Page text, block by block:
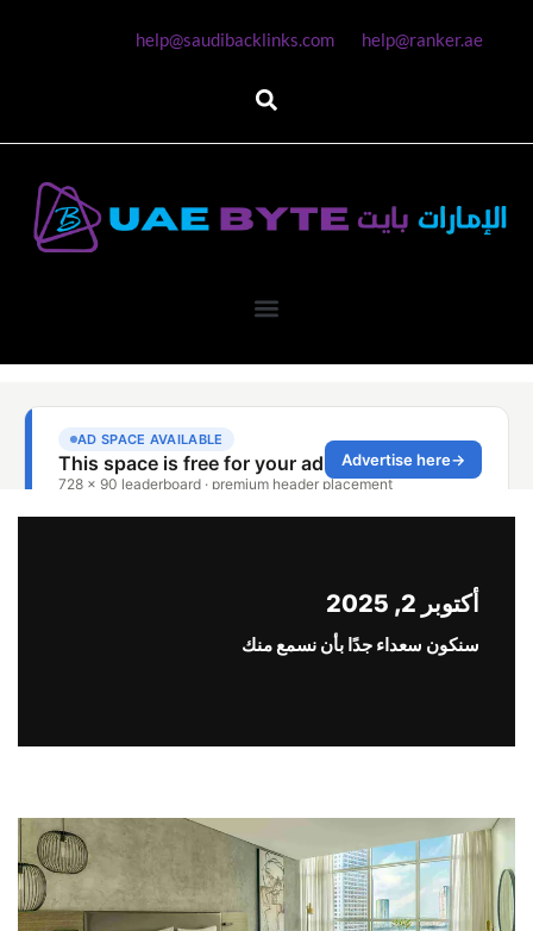
help@ranker.ae
help@saudibacklinks.com
أكتوبر 2, 2025
سنكون سعداء جدًا بأن نسمع منك